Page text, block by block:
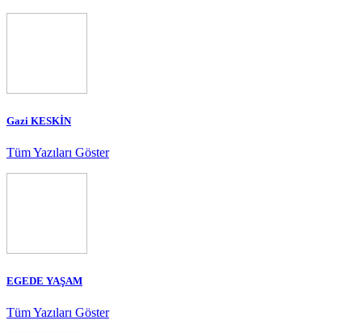
Gazi KESKİN
Tüm Yazıları Göster
EGEDE YAŞAM
Tüm Yazıları Göster